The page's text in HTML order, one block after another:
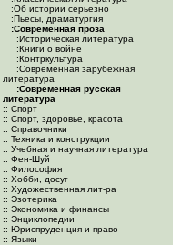
:Об истории серьезно
:Пьесы, драматургия
:Современная проза
:Историческая литература
:Книги о войне
:Контркультура
:Современная зарубежная
литература
:Современная русская
литература
:: Спорт
:: Спорт, здоровье, красота
:: Справочники
:: Техника и конструкции
:: Учебная и научная литература
:: Фен-Шуй
:: Философия
:: Хобби, досуг
:: Художественная лит-ра
:: Эзотерика
:: Экономика и финансы
:: Энциклопедии
:: Юриспруденция и право
:: Языки